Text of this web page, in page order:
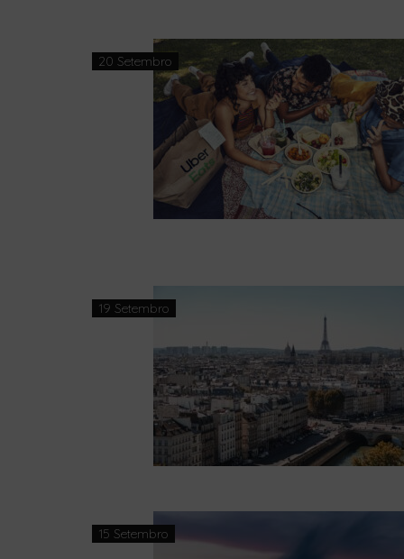
20 Setembro
19 Setembro
15 Setembro